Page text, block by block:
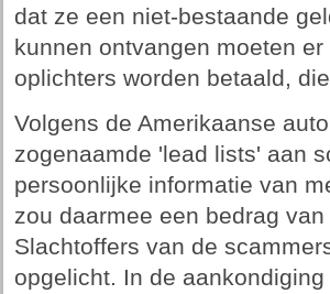
dat ze een niet-bestaande
kunnen ontvangen moeten
oplichters worden betaald,
Volgens de Amerikaanse
zogenaamde 'lead lists' aan
persoonlijke informatie van
zou daarmee een bedrag
Slachtoffers van de
opgelicht. In de